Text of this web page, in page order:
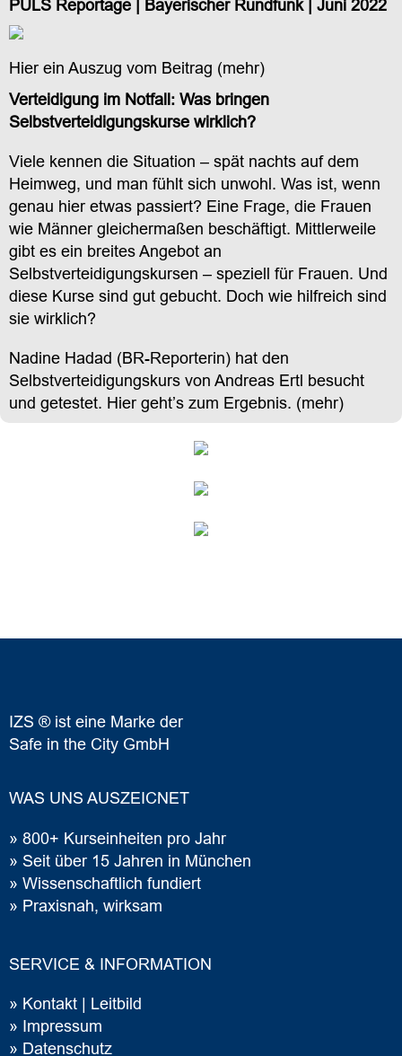
PULS Reportage | Bayerischer Rundfunk | Juni 2022
Hier ein Auszug vom Beitrag (mehr)
Verteidigung im Notfall: Was bringen
Selbstverteidigungskurse wirklich?
Viele kennen die Situation – spät nachts auf dem
Heimweg, und man fühlt sich unwohl. Was ist, wenn
genau hier etwas passiert? Eine Frage, die Frauen
wie Männer gleichermaßen beschäftigt. Mittlerweile
gibt es ein breites Angebot an
Selbstverteidigungskursen – speziell für Frauen. Und
diese Kurse sind gut gebucht. Doch wie hilfreich sind
sie wirklich?
Nadine Hadad (BR-Reporterin) hat den
Selbstverteidigungskurs von Andreas Ertl besucht
und getestet. Hier geht’s zum Ergebnis. (mehr)
IZS ® ist eine Marke der
Safe in the City GmbH
WAS UNS AUSZEICNET
» 800+ Kurseinheiten pro Jahr
» Seit über 15 Jahren in München
» Wissenschaftlich fundiert
» Praxisnah, wirksam
SERVICE & INFORMATION
» Kontakt | Leitbild
» Impressum
» Datenschutz